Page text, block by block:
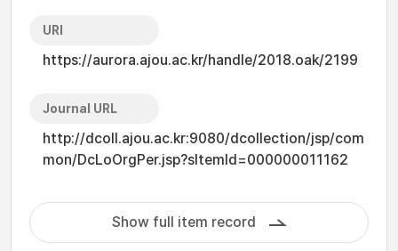
URI
https://aurora.ajou.ac.kr/handle/2018.oak/2199
Journal URL
http://dcoll.ajou.ac.kr:9080/dcollection/jsp/com
mon/DcLoOrgPer.jsp?sItemId=000000011162
Show full item record